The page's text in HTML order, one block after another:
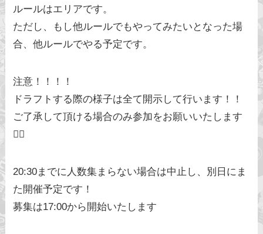
ルールはエリアです。
ただし、もし他ルールでもやってみたいとなった場
合、他ルールでやる予定です。
注意！！！！
ドラフトする際の様子は全て開示して行います！！
ご了承して頂ける場合のみ参加をお願いいたします
🙇‍♀️
20:30までに人数集まらない場合は中止し、別日にま
た開催予定です！
募集は17:00から開始いたします